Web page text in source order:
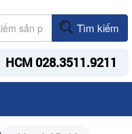
Tìm kiếm
HCM 028.3511.9211